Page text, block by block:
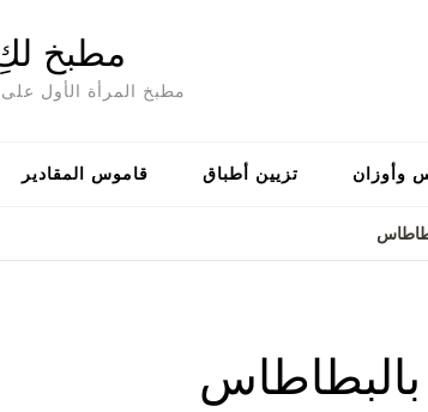
مطبخ
مطبخ المرأة الأول على
وأوزان تزيين أطباق قاموس المقادير